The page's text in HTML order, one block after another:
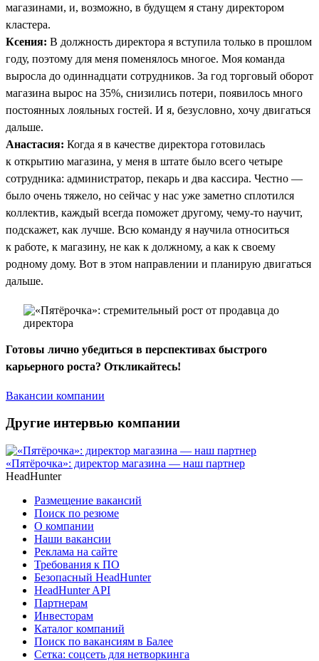
магазинами, и, возможно, в будущем я стану директором
кластера.
Ксения: В должность директора я вступила только в прошлом
году, поэтому для меня поменялось многое. Моя команда
выросла до одиннадцати сотрудников. За год торговый оборот
магазина вырос на 35%, снизились потери, появилось много
постоянных лояльных гостей. И я, безусловно, хочу двигаться
дальше.
Анастасия: Когда я в качестве директора готовилась
к открытию магазина, у меня в штате было всего четыре
сотрудника: администратор, пекарь и два кассира. Честно —
было очень тяжело, но сейчас у нас уже заметно сплотился
коллектив, каждый всегда поможет другому, чему-то научит,
подскажет, как лучше. Всю команду я научила относиться
к работе, к магазину, не как к должному, а как к своему
родному дому. Вот в этом направлении и планирую двигаться
дальше.
Готовы лично убедиться в перспективах быстрого
карьерного роста? Откликайтесь!
Вакансии компании
Другие интервью компании
«Пятёрочка»: директор магазина — наш партнер
HeadHunter
Размещение вакансий
Поиск по резюме
О компании
Наши вакансии
Реклама на сайте
Требования к ПО
Безопасный HeadHunter
HeadHunter API
Партнерам
Инвесторам
Каталог компаний
Поиск по вакансиям в Балее
Сетка: соцсеть для нетворкинга